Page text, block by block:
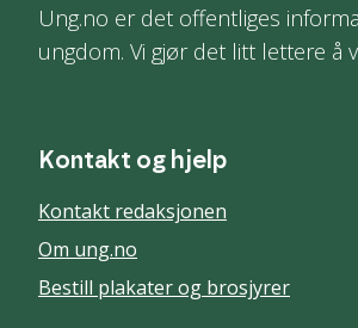
Ung.no er det offentliges
ungdom. Vi gjør det litt lettere å
Kontakt og hjelp
Kontakt redaksjonen
Om ung.no
Bestill plakater og brosjyrer